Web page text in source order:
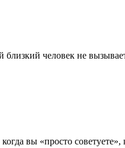
человек не
вы «просто